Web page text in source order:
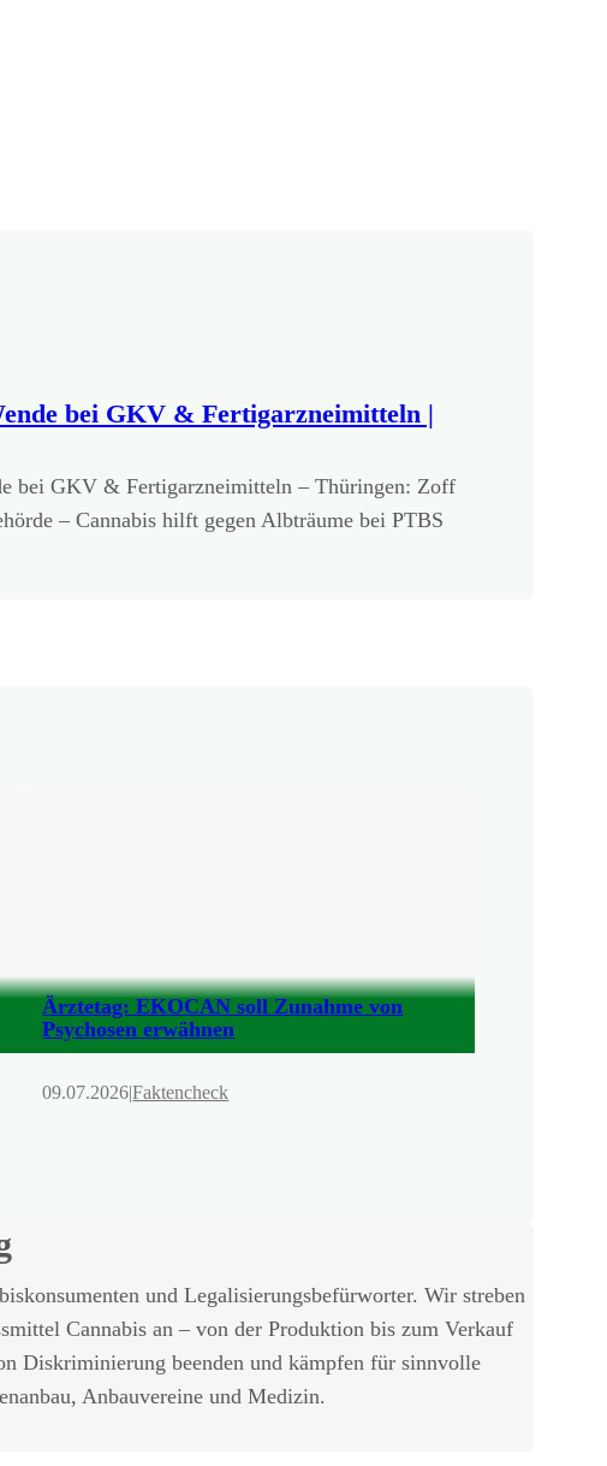
bei GKV & Fertigarzneimitteln |
bei GKV & Fertigarzneimitteln – Thüringen: Zoff
– Cannabis hilft gegen Albträume bei PTBS
Ärztetag: EKOCAN soll Zunahme von
Psychosen erwähnen
09.07.2026|Faktencheck
und Legalisierungsbefürworter. Wir streben
Cannabis an – von der Produktion bis zum Verkauf
Diskriminierung beenden und kämpfen für sinnvolle
Anbauvereine und Medizin.